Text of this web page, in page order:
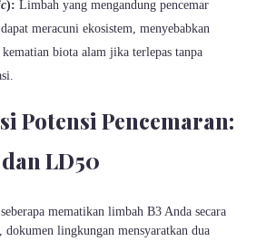
): Limbah yang mengandung pencemar
meracuni ekosistem, menyebabkan
biota alam jika terlepas tanpa
Potensi Pencemaran:
LD50
mematikan limbah B3 Anda secara
dokumen lingkungan mensyaratkan dua